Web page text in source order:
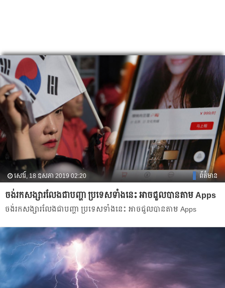
សៅរ៍, 18 ឧសភា 2019 02:20 ព័ត៌មាន
ចង់រកសង្សារលែង​ជា​បញ្ហា ប្រទេស​ទាំង​នេះ អាច​ជួល​បានតាម Apps
ចង់រកសង្សារលែង​ជា​បញ្ហា ប្រទេស​ទាំង​នេះ អាច​ជួល​បានតាម Apps